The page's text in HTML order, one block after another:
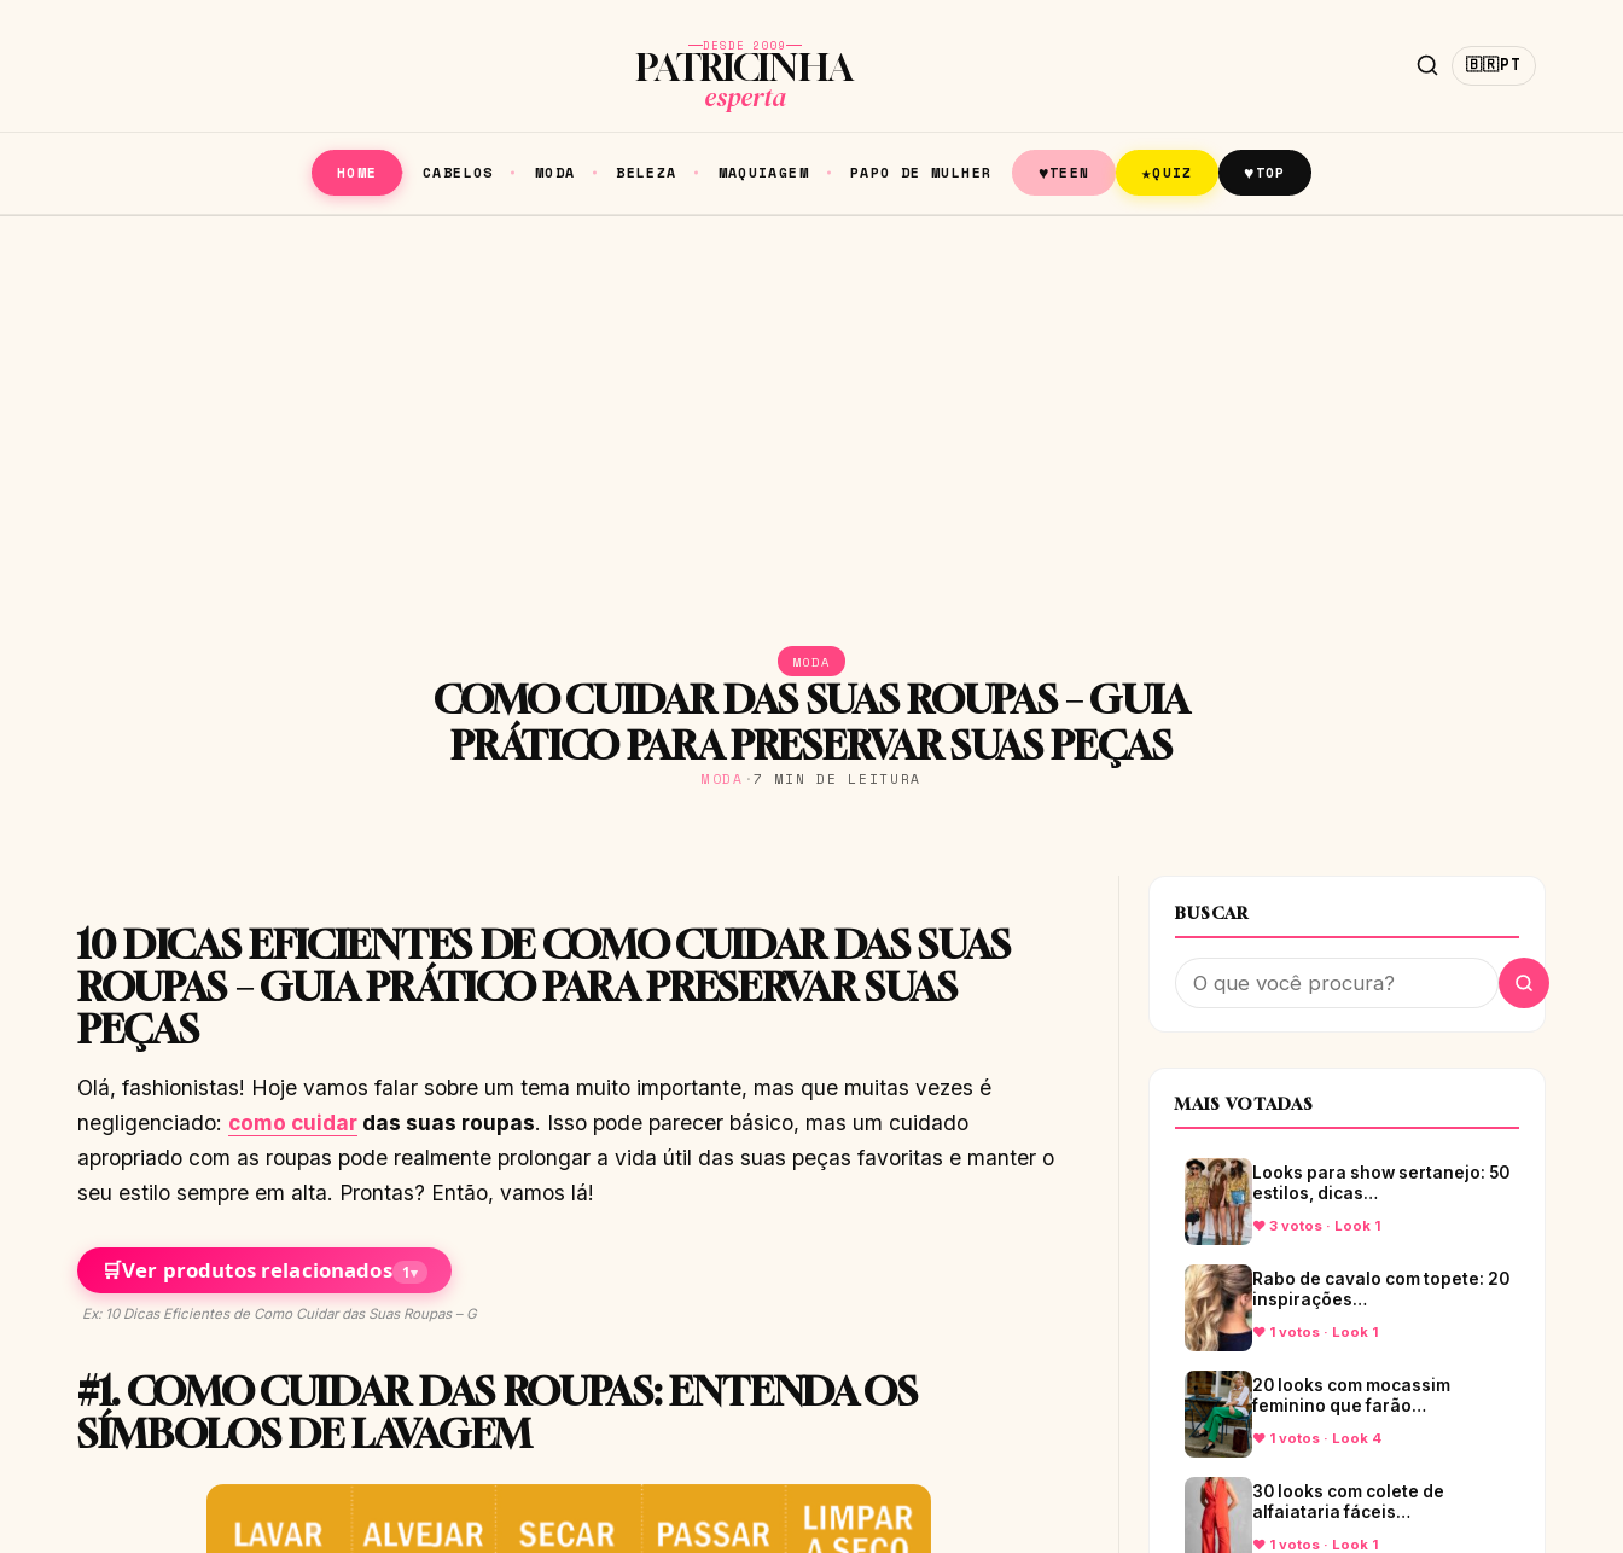
DESDE 2009
PATRICINHA
esperta
🇧🇷PT
HOME CABELOS MODA BELEZA MAQUIAGEM PAPO DE MULHER ♥TEEN ★QUIZ ♥TOP
MODA
COMO CUIDAR DAS SUAS ROUPAS – GUIA
PRÁTICO PARA PRESERVAR SUAS PEÇAS
MODA ·7 MIN DE LEITURA
10 DICAS EFICIENTES DE COMO CUIDAR DAS SUAS
ROUPAS – GUIA PRÁTICO PARA PRESERVAR SUAS
PEÇAS
Olá, fashionistas! Hoje vamos falar sobre um tema muito importante, mas que muitas vezes é
negligenciado: como cuidar das suas roupas. Isso pode parecer básico, mas um cuidado
apropriado com as roupas pode realmente prolongar a vida útil das suas peças favoritas e manter o
seu estilo sempre em alta. Prontas? Então, vamos lá!
🛒Ver produtos relacionados 1▾
Ex: 10 Dicas Eficientes de Como Cuidar das Suas Roupas – G
#1. COMO CUIDAR DAS ROUPAS: ENTENDA OS
SÍMBOLOS DE LAVAGEM
BUSCAR
MAIS VOTADAS
Looks para show sertanejo: 50
estilos, dicas…
♥ 3 votos · Look 1
Rabo de cavalo com topete: 20
inspirações…
♥ 1 votos · Look 1
20 looks com mocassim
feminino que farão…
♥ 1 votos · Look 4
30 looks com colete de
alfaiataria fáceis…
♥ 1 votos · Look 1